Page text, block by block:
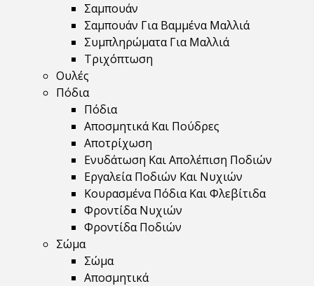
Σαμπουάν
Σαμπουάν Για Βαμμένα Μαλλιά
Συμπληρώματα Για Μαλλιά
Τριχόπτωση
Ουλές
Πόδια
Πόδια
Αποσμητικά Και Πούδρες
Αποτρίχωση
Ενυδάτωση Και Απολέπιση Ποδιών
Εργαλεία Ποδιών Και Νυχιών
Κουρασμένα Πόδια Και Φλεβίτιδα
Φροντίδα Νυχιών
Φροντίδα Ποδιών
Σώμα
Σώμα
Αποσμητικά